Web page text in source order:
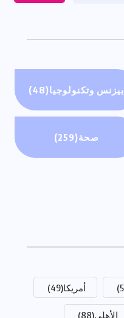
بيزنس وتكنولوجيا(48)
صحة(259)
أمريكا(49)
الأهلي(88)